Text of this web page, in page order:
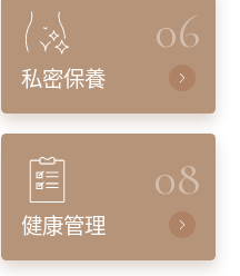
06
私密保養
08
健康管理